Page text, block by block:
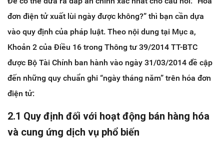
đơn điện tử xuất lùi ngày được không?” thì bạn cần dựa
vào quy định của pháp luật. Theo nội dung tại Mục a,
Khoản 2 của Điều 16 trong Thông tư 39/2014 TT-BTC
được Bộ Tài Chính ban hành vào ngày 31/03/2014 đề cập
đến những quy chuẩn ghi “ngày tháng năm” trên hóa đơn
điện tử:
2.1 Quy định đối với hoạt động bán hàng hóa
và cung ứng dịch vụ phổ biến